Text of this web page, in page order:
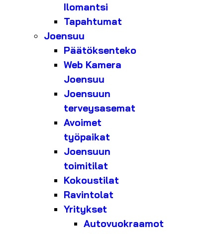
Ilomantsi
Tapahtumat
Joensuu
Päätöksenteko
Web Kamera
Joensuu
Joensuun
terveysasemat
Avoimet
työpaikat
Joensuun
toimitilat
Kokoustilat
Ravintolat
Yritykset
Autovuokraamot